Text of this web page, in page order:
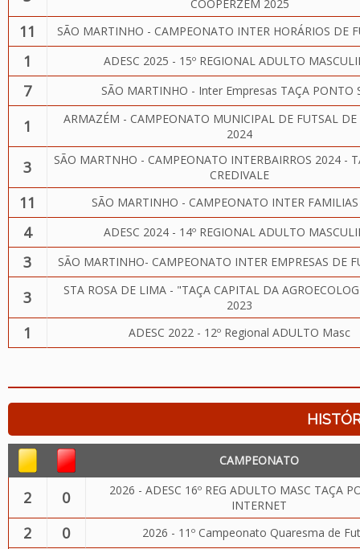
COOPERZEM 2025
11 SÃO MARTINHO - CAMPEONATO INTER HORÁRIOS DE
1 ADESC 2025 - 15º REGIONAL ADULTO
7 SÃO MARTINHO - Inter Empresas TAÇA PONTO
1
ARMAZÉM - CAMPEONATO MUNICIPAL DE FUTSAL
2024
3
SÃO MARTNHO - CAMPEONATO INTERBAIRROS 2024 -
CREDIVALE
11 SÃO MARTINHO - CAMPEONATO INTER
4 ADESC 2024 - 14º REGIONAL ADULTO
3 SÃO MARTINHO- CAMPEONATO INTER EMPRESAS DE
3
STA ROSA DE LIMA - "TAÇA CAPITAL DA
2023
1 ADESC 2022 - 12º Regional ADULTO Masc
CAMPEONATO
2 0
2026 - ADESC 16º REG ADULTO MASC TAÇA
INTERNET
2 0 2026 - 11º Campeonato Quaresma de